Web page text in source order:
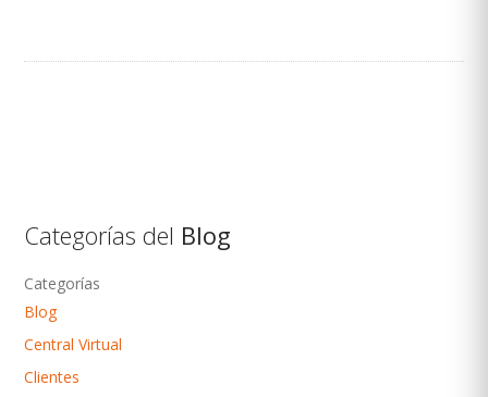
Categorías del Blog
Categorías
Blog
Central Virtual
Clientes